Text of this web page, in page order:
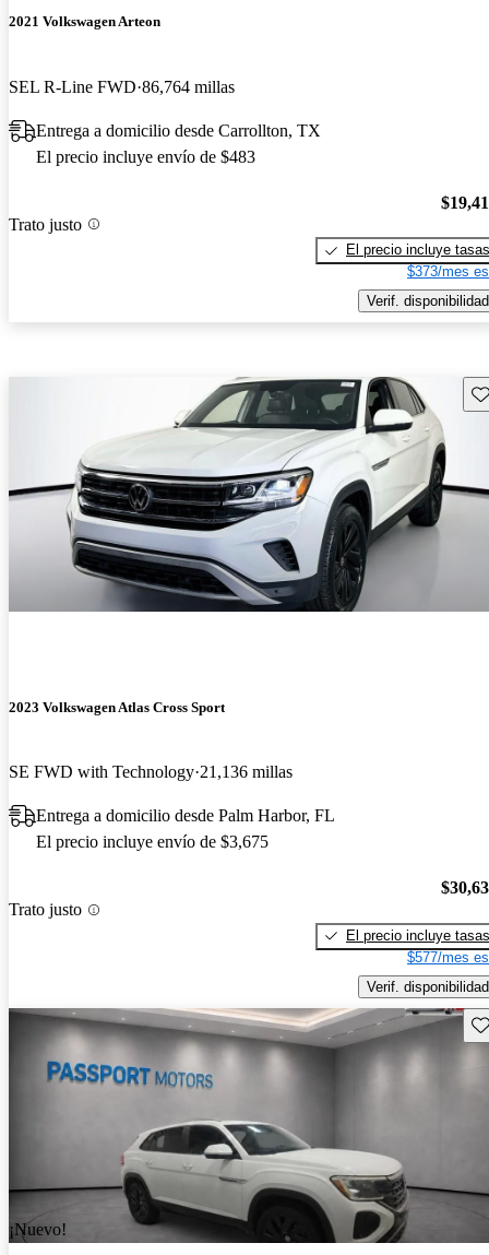
2021 Volkswagen Arteon
SEL R-Line FWD 86,764 millas
Entrega a domicilio desde Carrollton, TX
El precio incluye envío de $483
Trato justo
El precio incluye tasas
$373/mes
Verif. disponibilidad
2023 Volkswagen Atlas Cross Sport
SE FWD with Technology 21,136 millas
Entrega a domicilio desde Palm Harbor, FL
El precio incluye envío de $3,675
Trato justo
El precio incluye tasas
$577/mes
Verif. disponibilidad
¡Nuevo!